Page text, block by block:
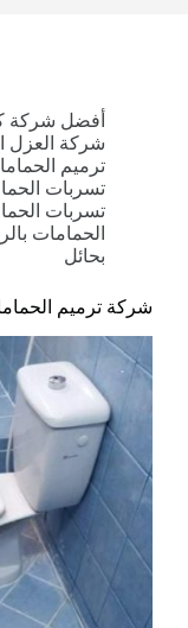
أفضل شركة
شركة العزل
ترميم
تسربات
تسربات
الحمامات
بحائل
شركة ترميم